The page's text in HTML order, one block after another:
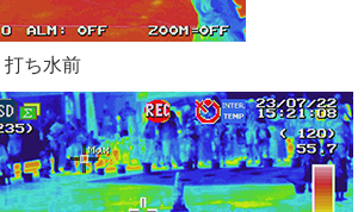
打ち水前